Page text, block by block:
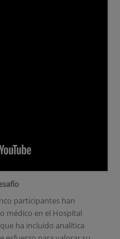
participantes han
médico en el Hospital
ha incluido analítica